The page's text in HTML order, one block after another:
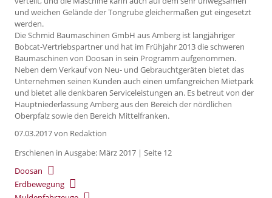
und weichen Gelände der Tongrube gleichermaßen gut eingesetzt
werden.
Die Schmid Baumaschinen GmbH aus Amberg ist langjähriger
Bobcat-Vertriebspartner und hat im Frühjahr 2013 die schweren
Baumaschinen von Doosan in sein Programm aufgenommen.
Neben dem Verkauf von Neu- und Gebrauchtgeräten bietet das
Unternehmen seinen Kunden auch einen umfangreichen Mietpark
und bietet alle denkbaren Serviceleistungen an. Es betreut von der
Hauptniederlassung Amberg aus den Bereich der nördlichen
Oberpfalz sowie den Bereich Mittelfranken.
07.03.2017von Redaktion
Erschienen in Ausgabe: März 2017 | Seite 12
Doosan
Erdbewegung